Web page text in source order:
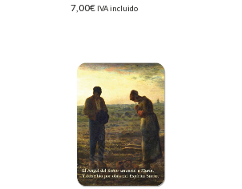
7,00€ IVA incluido